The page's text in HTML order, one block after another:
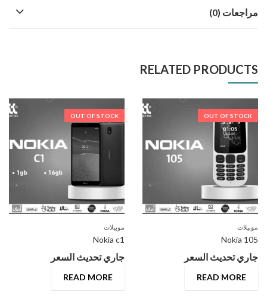
مراجعات (0)
RELATED PRODUCTS
OUT OF STOCK
موبيلات
Nokia 105
جاري تحديث السعر
READ MORE
OUT OF STOCK
موبيلات
Nokia c1
جاري تحديث السعر
READ MORE